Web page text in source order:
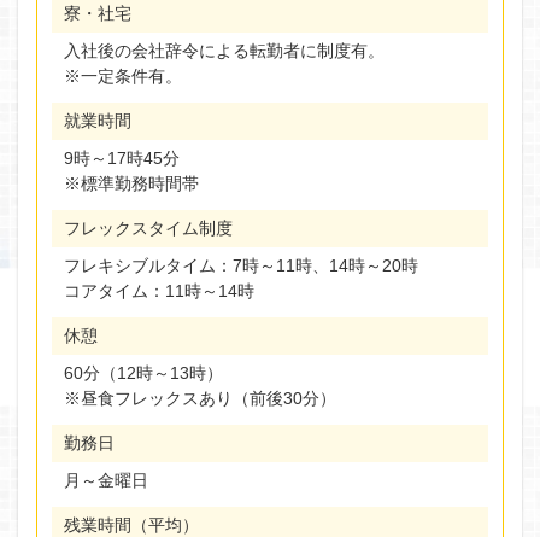
寮・社宅
入社後の会社辞令による転勤者に制度有。
※一定条件有。
就業時間
9時～17時45分
※標準勤務時間帯
フレックスタイム制度
フレキシブルタイム：7時～11時、14時～20時
コアタイム：11時～14時
休憩
60分（12時～13時）
※昼食フレックスあり（前後30分）
勤務日
月～金曜日
残業時間（平均）